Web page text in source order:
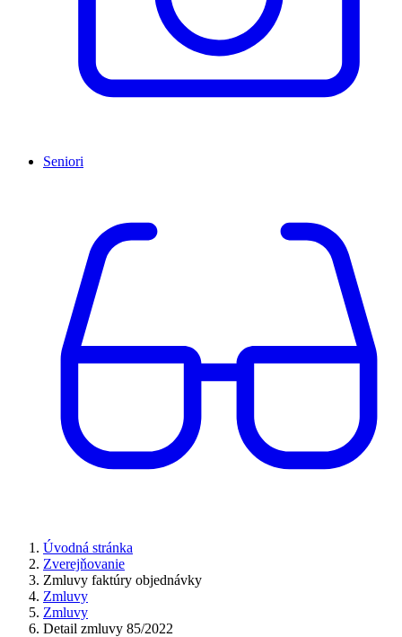
Seniori
Úvodná stránka
Zverejňovanie
Zmluvy faktúry objednávky
Zmluvy
Zmluvy
Detail zmluvy 85/2022